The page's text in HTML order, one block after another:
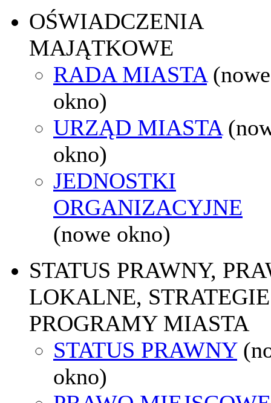
OŚWIADCZENIA
MAJĄTKOWE
RADA MIASTA (nowe
okno)
URZĄD MIASTA
okno)
JEDNOSTKI
ORGANIZACYJNE
(nowe okno)
STATUS PRAWNY,
LOKALNE,
PROGRAMY MIASTA
STATUS PRAWNY
okno)